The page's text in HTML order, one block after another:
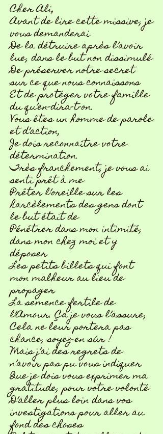
Cher Ali,
Avant de lire cette missive, je
vous demanderai
De la détruire après l’avoir
lue, dans le but non dissimulé
De préserver notre secret
sur ce que nous connaissons
Et de protéger votre famille
du qu’en-dira-t-on.
Vous êtes un homme de parole
et d’action,
Je dois reconnaître votre
détermination.
Très franchement, je vous ai
senti prêt à me
Prêter l’oreille sur les
harcèlements des gens dont
le but était de
Pénétrer dans mon intimité,
dans mon chez moi et y
déposer
Les petits billets qui font
mon malheur au lieu de
propager
La semence fertile de
l’Amour. Ça je vous l’assure,
Cela ne leur portera pas
chance, soyez-en sûr !
Mais j’ai des regrets de
n’avoir pas pu vous indiquer
Que je dois vous exprimer ma
gratitude, pour votre volonté
D’aller plus loin dans vos
investigations pour aller au
fond des choses